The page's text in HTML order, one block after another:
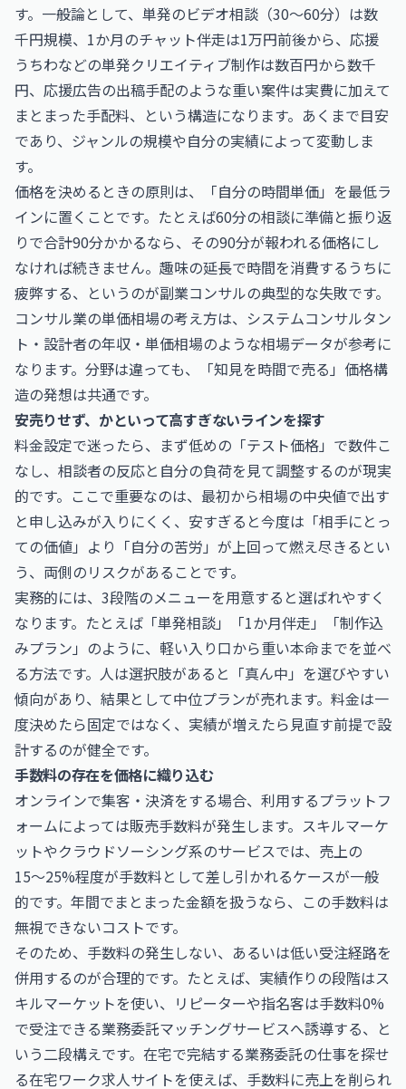
す。一般論として、単発のビデオ相談（30〜60分）は数
千円規模、1か月のチャット伴走は1万円前後から、応援
うちわなどの単発クリエイティブ制作は数百円から数千
円、応援広告の出稿手配のような重い案件は実費に加えて
まとまった手配料、という構造になります。あくまで目安
であり、ジャンルの規模や自分の実績によって変動しま
す。
価格を決めるときの原則は、「自分の時間単価」を最低ラ
インに置くことです。たとえば60分の相談に準備と振り返
りで合計90分かかるなら、その90分が報われる価格にし
なければ続きません。趣味の延長で時間を消費するうちに
疲弊する、というのが副業コンサルの典型的な失敗です。
コンサル業の単価相場の考え方は、 システムコンサルタン
ト・設計者の年収・単価相場のような相場データが参考に
なります。分野は違っても、「知見を時間で売る」価格構
造の発想は共通です。
安売りせず、かといって高すぎないラインを探す
料金設定で迷ったら、まず低めの「テスト価格」で数件こ
なし、相談者の反応と自分の負荷を見て調整するのが現実
的です。ここで重要なのは、最初から相場の中央値で出す
と申し込みが入りにくく、安すぎると今度は「相手にとっ
ての価値」より「自分の苦労」が上回って燃え尽きるとい
う、両側のリスクがあることです。
実務的には、3段階のメニューを用意すると選ばれやすく
なります。たとえば「単発相談」「1か月伴走」「制作込
みプラン」のように、軽い入り口から重い本命までを並べ
る方法です。人は選択肢があると「真ん中」を選びやすい
傾向があり、結果として中位プランが売れます。料金は一
度決めたら固定ではなく、実績が増えたら見直す前提で設
計するのが健全です。
手数料の存在を価格に織り込む
オンラインで集客・決済をする場合、利用するプラットフ
ォームによっては販売手数料が発生します。スキルマーケ
ットやクラウドソーシング系のサービスでは、売上の
15〜25%程度が手数料として差し引かれるケースが一般
的です。年間でまとまった金額を扱うなら、この手数料は
無視できないコストです。
そのため、手数料の発生しない、あるいは低い受注経路を
併用するのが合理的です。たとえば、実績作りの段階はス
キルマーケットを使い、リピーターや指名客は手数料0%
で受注できる業務委託マッチングサービスへ誘導する、と
いう二段構えです。在宅で完結する業務委託の仕事を探せ
る在宅ワーク求人サイトを使えば、手数料に売上を削られ